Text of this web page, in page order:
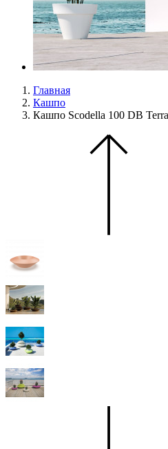
Главная
Кашпо
Кашпо Scodella 100 DB